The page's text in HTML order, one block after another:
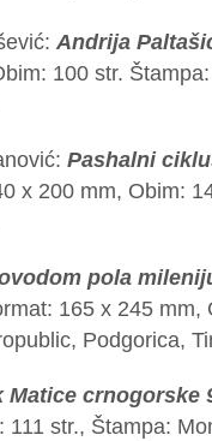
Andrija
100 str.
Pashalni
x 200 mm, Obim:
pola
165 x 245 mm,
Podgorica,
Matice crnogorske
111 str., Štampa: